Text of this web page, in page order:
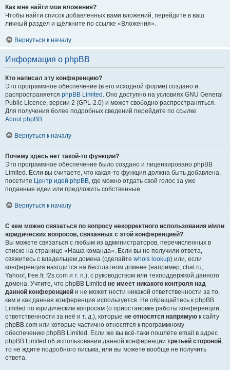
Как мне найти мои вложения?
Чтобы найти список добавленных вами вложений, перейдите в ваш
личный раздел и щёлкните по ссылке «Вложения».
Вернуться к началу
Информация о phpBB
Кто написал эту конференцию?
Это программное обеспечение (в его исходной форме) создано и
распространяется phpBB Limited . Оно доступно на условиях GNU General
Public Licence, версии 2 (GPL-2.0) и может свободно распространяться.
Для получения более подробных сведений перейдите по ссылке
About phpBB.
Вернуться к началу
Почему здесь нет такой-то функции?
Это программное обеспечение было создано и лицензировано phpBB
Limited. Если вы считаете, что какая-то функция должна быть добавлена,
посетите Центр идей phpBB, где можно отдать свой голос за уже
поданные идеи или предложить собственные.
Вернуться к началу
С кем можно связаться по вопросу некорректного использования и/или
юридических вопросов, связанных с этой конференцией?
Вы можете связаться с любым из администраторов, перечисленных в
списке на странице «Наша команда». Если вы не получили ответа,
свяжитесь с владельцем домена (сделайте whois lookup) или, если
конференция находится на бесплатном домене (например, chat.ru,
Yahoo!, free.fr, f2s.com и т. п.), с руководством или техподдержкой данного
домена. Учтите, что phpBB Limited не имеет никакого контроля над
данной конференцией и не может нести никакой ответственности за то,
кем и как данная конференция используется. Не обращайтесь к phpBB
Limited по юридическим вопросам (о приостановке работы конференции,
ответственности за неё и т. д.), которые не относятся напрямую к сайту
phpBB.com или которые частично относятся к программному
обеспечению phpBB Limited. Если же вы всё-таки пошлёте email в адрес
phpBB Limited об использовании данной конференции третьей стороной,
то не ждите подробного письма, или вы можете вообще не получить
ответа.